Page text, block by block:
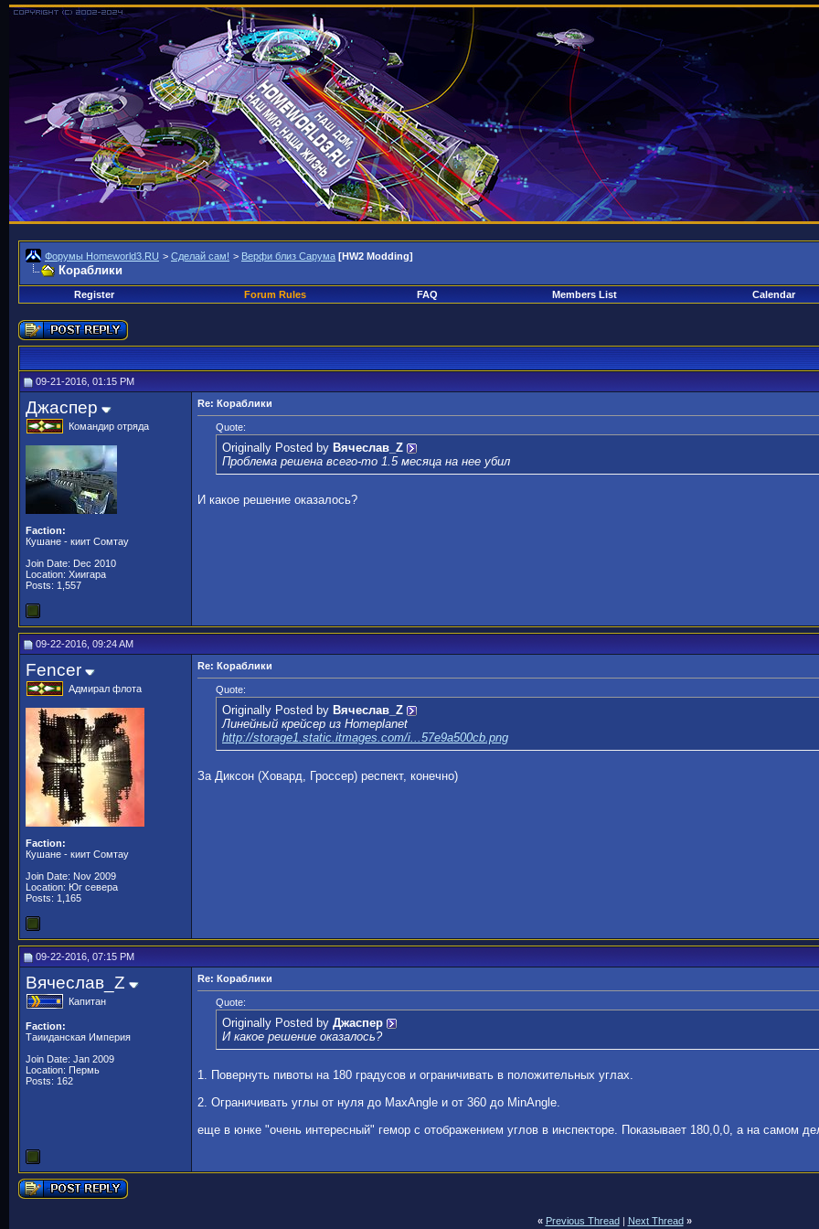
Форумы Homeworld3.RU > Сделай сам! > Верфи близ Сарума [HW2 Modding]
Кораблики
Register Forum Rules FAQ Members List Calendar
09-21-2016, 01:15 PM
Джаспер
Командир отряда
Faction:
Кушане - киит Сомтау
Join Date: Dec 2010
Location: Хиигара
Posts: 1,557
Re: Кораблики
Quote:
Originally Posted by Вячеслав_Z
Проблема решена всего-то 1.5 месяца на нее убил
И какое решение оказалось?
09-22-2016, 09:24 AM
Fencer
Адмирал флота
Faction:
Кушане - киит Сомтау
Join Date: Nov 2009
Location: Юг севера
Posts: 1,165
Re: Кораблики
Quote:
Originally Posted by Вячеслав_Z
Линейный крейсер из Homeplanet
http://storage1.static.itmages.com/i...57e9a500cb.png
За Диксон (Ховард, Гроссер) респект, конечно)
09-22-2016, 07:15 PM
Вячеслав_Z
Капитан
Faction:
Таииданская Империя
Join Date: Jan 2009
Location: Пермь
Posts: 162
Re: Кораблики
Quote:
Originally Posted by Джаспер
И какое решение оказалось?
1. Повернуть пивоты на 180 градусов и ограничивать в положительных углах.
2. Ограничивать углы от нуля до МаxAngle и от 360 до MinAngle.
еще в юнке "очень интересный" гемор с отображением углов в инспекторе. Показывает 180,0,0, а на самом
« Previous Thread| Next Thread »